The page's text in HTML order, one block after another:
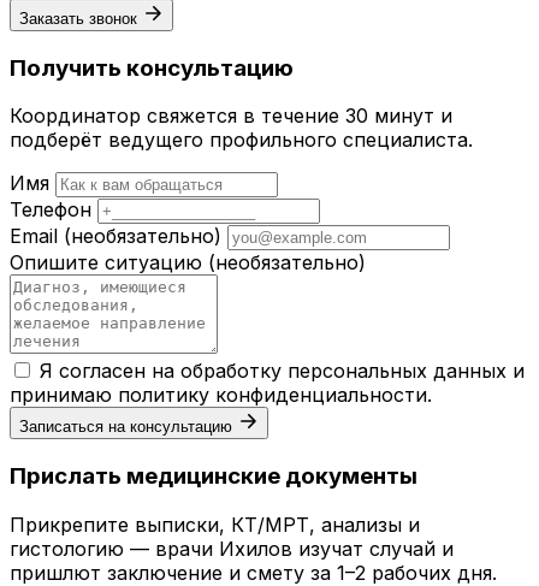
Заказать звонок
Получить консультацию
Координатор свяжется в течение 30 минут и
подберёт ведущего профильного специалиста.
Имя
Телефон
Email (необязательно)
Опишите ситуацию (необязательно)
Я согласен на обработку персональных данных и
принимаю политику конфиденциальности.
Записаться на консультацию
Прислать медицинские документы
Прикрепите выписки, КТ/МРТ, анализы и
гистологию — врачи Ихилов изучат случай и
пришлют заключение и смету за 1–2 рабочих дня.